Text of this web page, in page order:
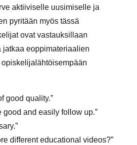
aktiiviselle uusimiselle ja
pyritään myös tässä
ovat vastauksillaan
jatkaa eoppimateriaalien
good quality.”
good and easily follow up.”
different educational videos?”